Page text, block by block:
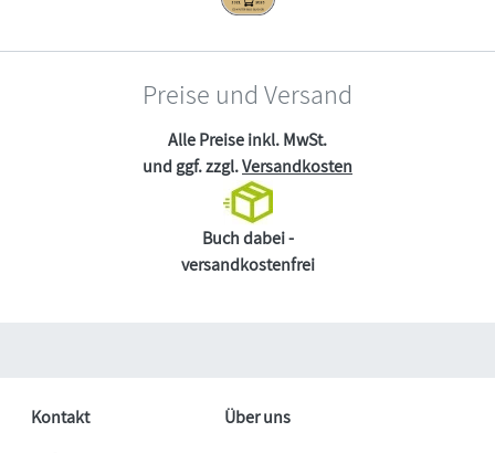
Preise und Versand
Alle Preise inkl. MwSt.
und ggf. zzgl.Versandkosten
Buch dabei -
versandkostenfrei
Kontakt
Über uns